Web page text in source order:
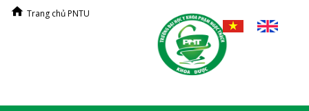
Trang chủ PNTU